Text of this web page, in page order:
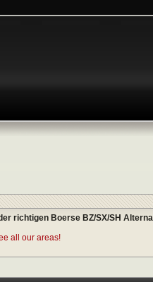
richtigen Boerse BZ/SX/SH
all our areas!